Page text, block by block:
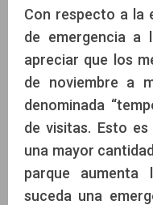
Con respecto a la
de emergencia a
apreciar que los
de noviembre a
denominada
de visitas. Esto
una mayor
parque aumenta
suceda una